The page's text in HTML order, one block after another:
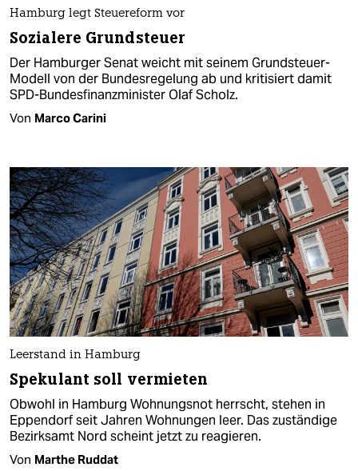
Hamburg legt Steuereform vor
Sozialere Grundsteuer
Der Hamburger Senat weicht mit seinem Grundsteuer-
Modell von der Bundesregelung ab und kritisiert damit
SPD-Bundesfinanzminister Olaf Scholz.
Von Marco Carini
Leerstand in Hamburg
Spekulant soll vermieten
Obwohl in Hamburg Wohnungsnot herrscht, stehen in
Eppendorf seit Jahren Wohnungen leer. Das zuständige
Bezirksamt Nord scheint jetzt zu reagieren.
Von Marthe Ruddat